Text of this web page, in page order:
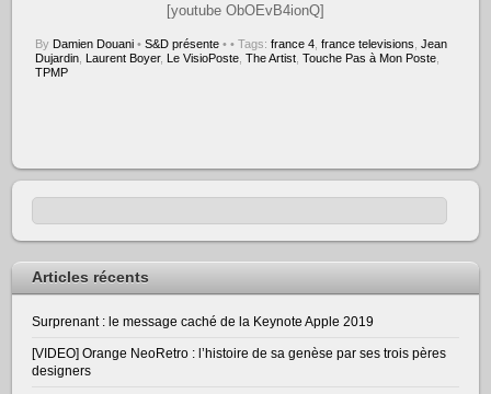
[youtube ObOEvB4ionQ]
By Damien Douani • S&D présente • • Tags:france 4 ,france televisions ,Jean
Dujardin Laurent Boyer, Le VisioPoste ,The Artist ,Touche Pas à Mon Poste
TPMP
Articles récents
Surprenant : le message caché de la Keynote Apple 2019
[VIDEO] Orange NeoRetro : l’histoire de sa genèse par ses trois pères
designers